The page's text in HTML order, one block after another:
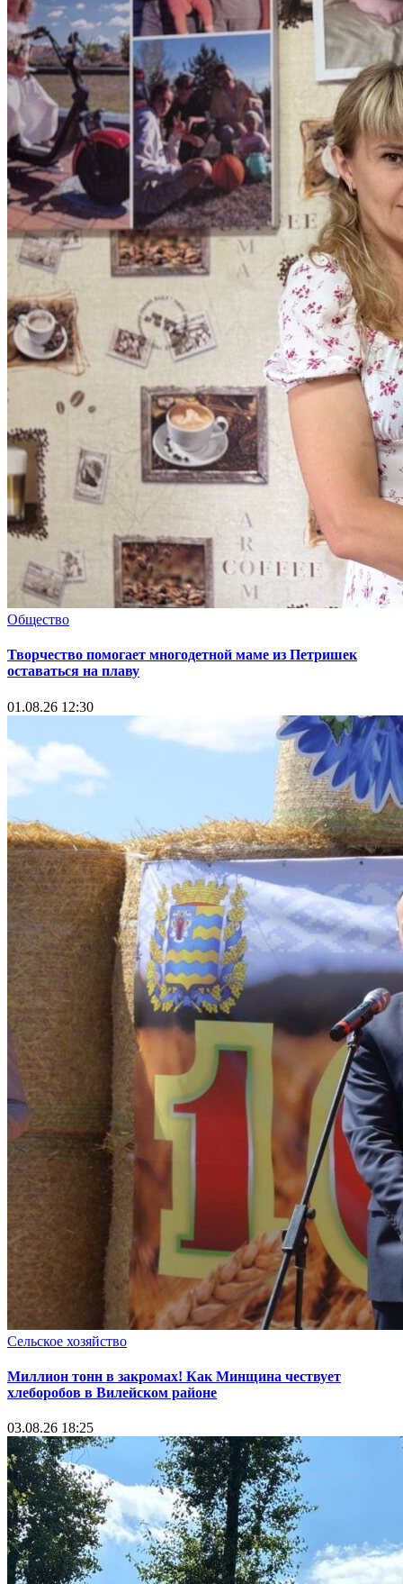
Общество
Творчество помогает многодетной маме из Петришек
оставаться на плаву
01.08.26 12:30
Сельское хозяйство
Миллион тонн в закромах! Как Минщина чествует
хлеборобов в Вилейском районе
03.08.26 18:25